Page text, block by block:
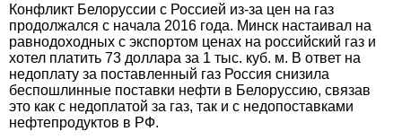
Конфликт Белоруссии с Россией из-за цен на газ
продолжался с начала 2016 года. Минск настаивал на
равнодоходных с экспортом ценах на российский газ и
хотел платить 73 доллара за 1 тыс. куб. м. В ответ на
недоплату за поставленный газ Россия снизила
беспошлинные поставки нефти в Белоруссию, связав
это как с недоплатой за газ, так и с недопоставками
нефтепродуктов в РФ.